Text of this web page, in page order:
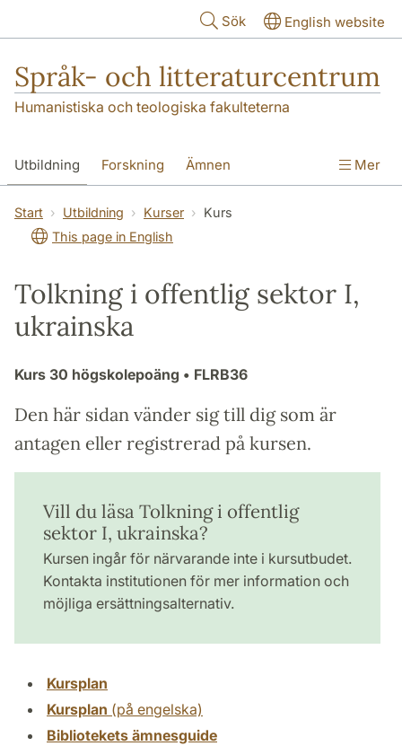
Sök English website
Språk- och litteraturcentrum
Humanistiska och teologiska fakulteterna
Utbildning Forskning Ämnen
SOL-husen Kontakt Institutionen
översättning till svenska
Mer
Start Utbildning Kurser
Kurs
This page in English
Tolkning i offentlig sektor I,
ukrainska
Kurs 30 högskolepoäng • FLRB36
Den här sidan vänder sig till dig som är
antagen eller registrerad på kursen.
Vill du läsa Tolkning i offentlig
sektor I, ukrainska?
Kursen ingår för närvarande inte i kursutbudet.
Kontakta institutionen för mer information och
möjliga ersättningsalternativ.
Kursplan
Kursplan (på engelska)
Bibliotekets ämnesguide